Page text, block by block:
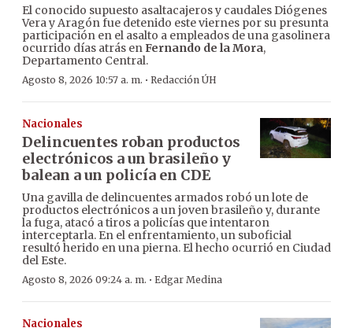
El conocido supuesto asaltacajeros y caudales Diógenes
Vera y Aragón fue detenido este viernes por su presunta
participación en el asalto a empleados de una gasolinera
ocurrido días atrás enFernando de la Mora,
Departamento Central.
Agosto 8, 2026 10:57 a. m. · Redacción ÚH
Nacionales
Delincuentes roban productos
electrónicos a un brasileño y
balean a un policía en CDE
Una gavilla de delincuentes armados robó un lote de
productos electrónicos a un joven brasileño y, durante
la fuga, atacó a tiros a policías que intentaron
interceptarla. En el enfrentamiento, un suboficial
resultó herido en una pierna. El hecho ocurrió en Ciudad
del Este.
Agosto 8, 2026 09:24 a. m. · Edgar Medina
Nacionales